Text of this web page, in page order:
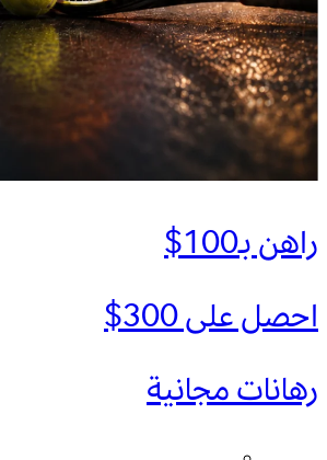
راهن بـ100$
احصل على 300$
رهانات مجانية